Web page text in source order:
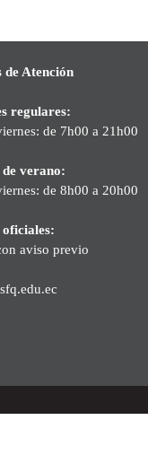
Atención
regulares:
de 7h00 a 21h00
verano:
de 8h00 a 20h00
aviso previo